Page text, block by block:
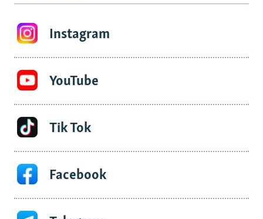
Instagram
YouTube
Tik Tok
Facebook